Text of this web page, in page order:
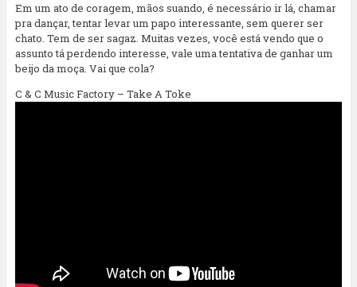
Em um ato de coragem, mãos suando, é necessário ir lá, chamar
pra dançar, tentar levar um papo interessante, sem querer ser
chato. Tem de ser sagaz. Muitas vezes, você está vendo que o
assunto tá perdendo interesse, vale uma tentativa de ganhar um
beijo da moça. Vai que cola?
C & C Music Factory – Take A Toke